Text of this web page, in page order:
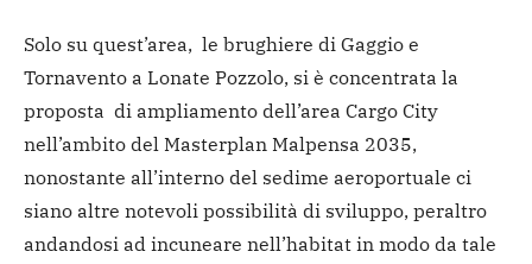
Solo su quest’area, le brughiere di Gaggio e
Tornavento a Lonate Pozzolo, si è concentrata la
proposta di ampliamento dell’area Cargo City
nell’ambito del Masterplan Malpensa 2035,
nonostante all’interno del sedime aeroportuale ci
siano altre notevoli possibilità di sviluppo, peraltro
andandosi ad incuneare nell’habitat in modo da tale